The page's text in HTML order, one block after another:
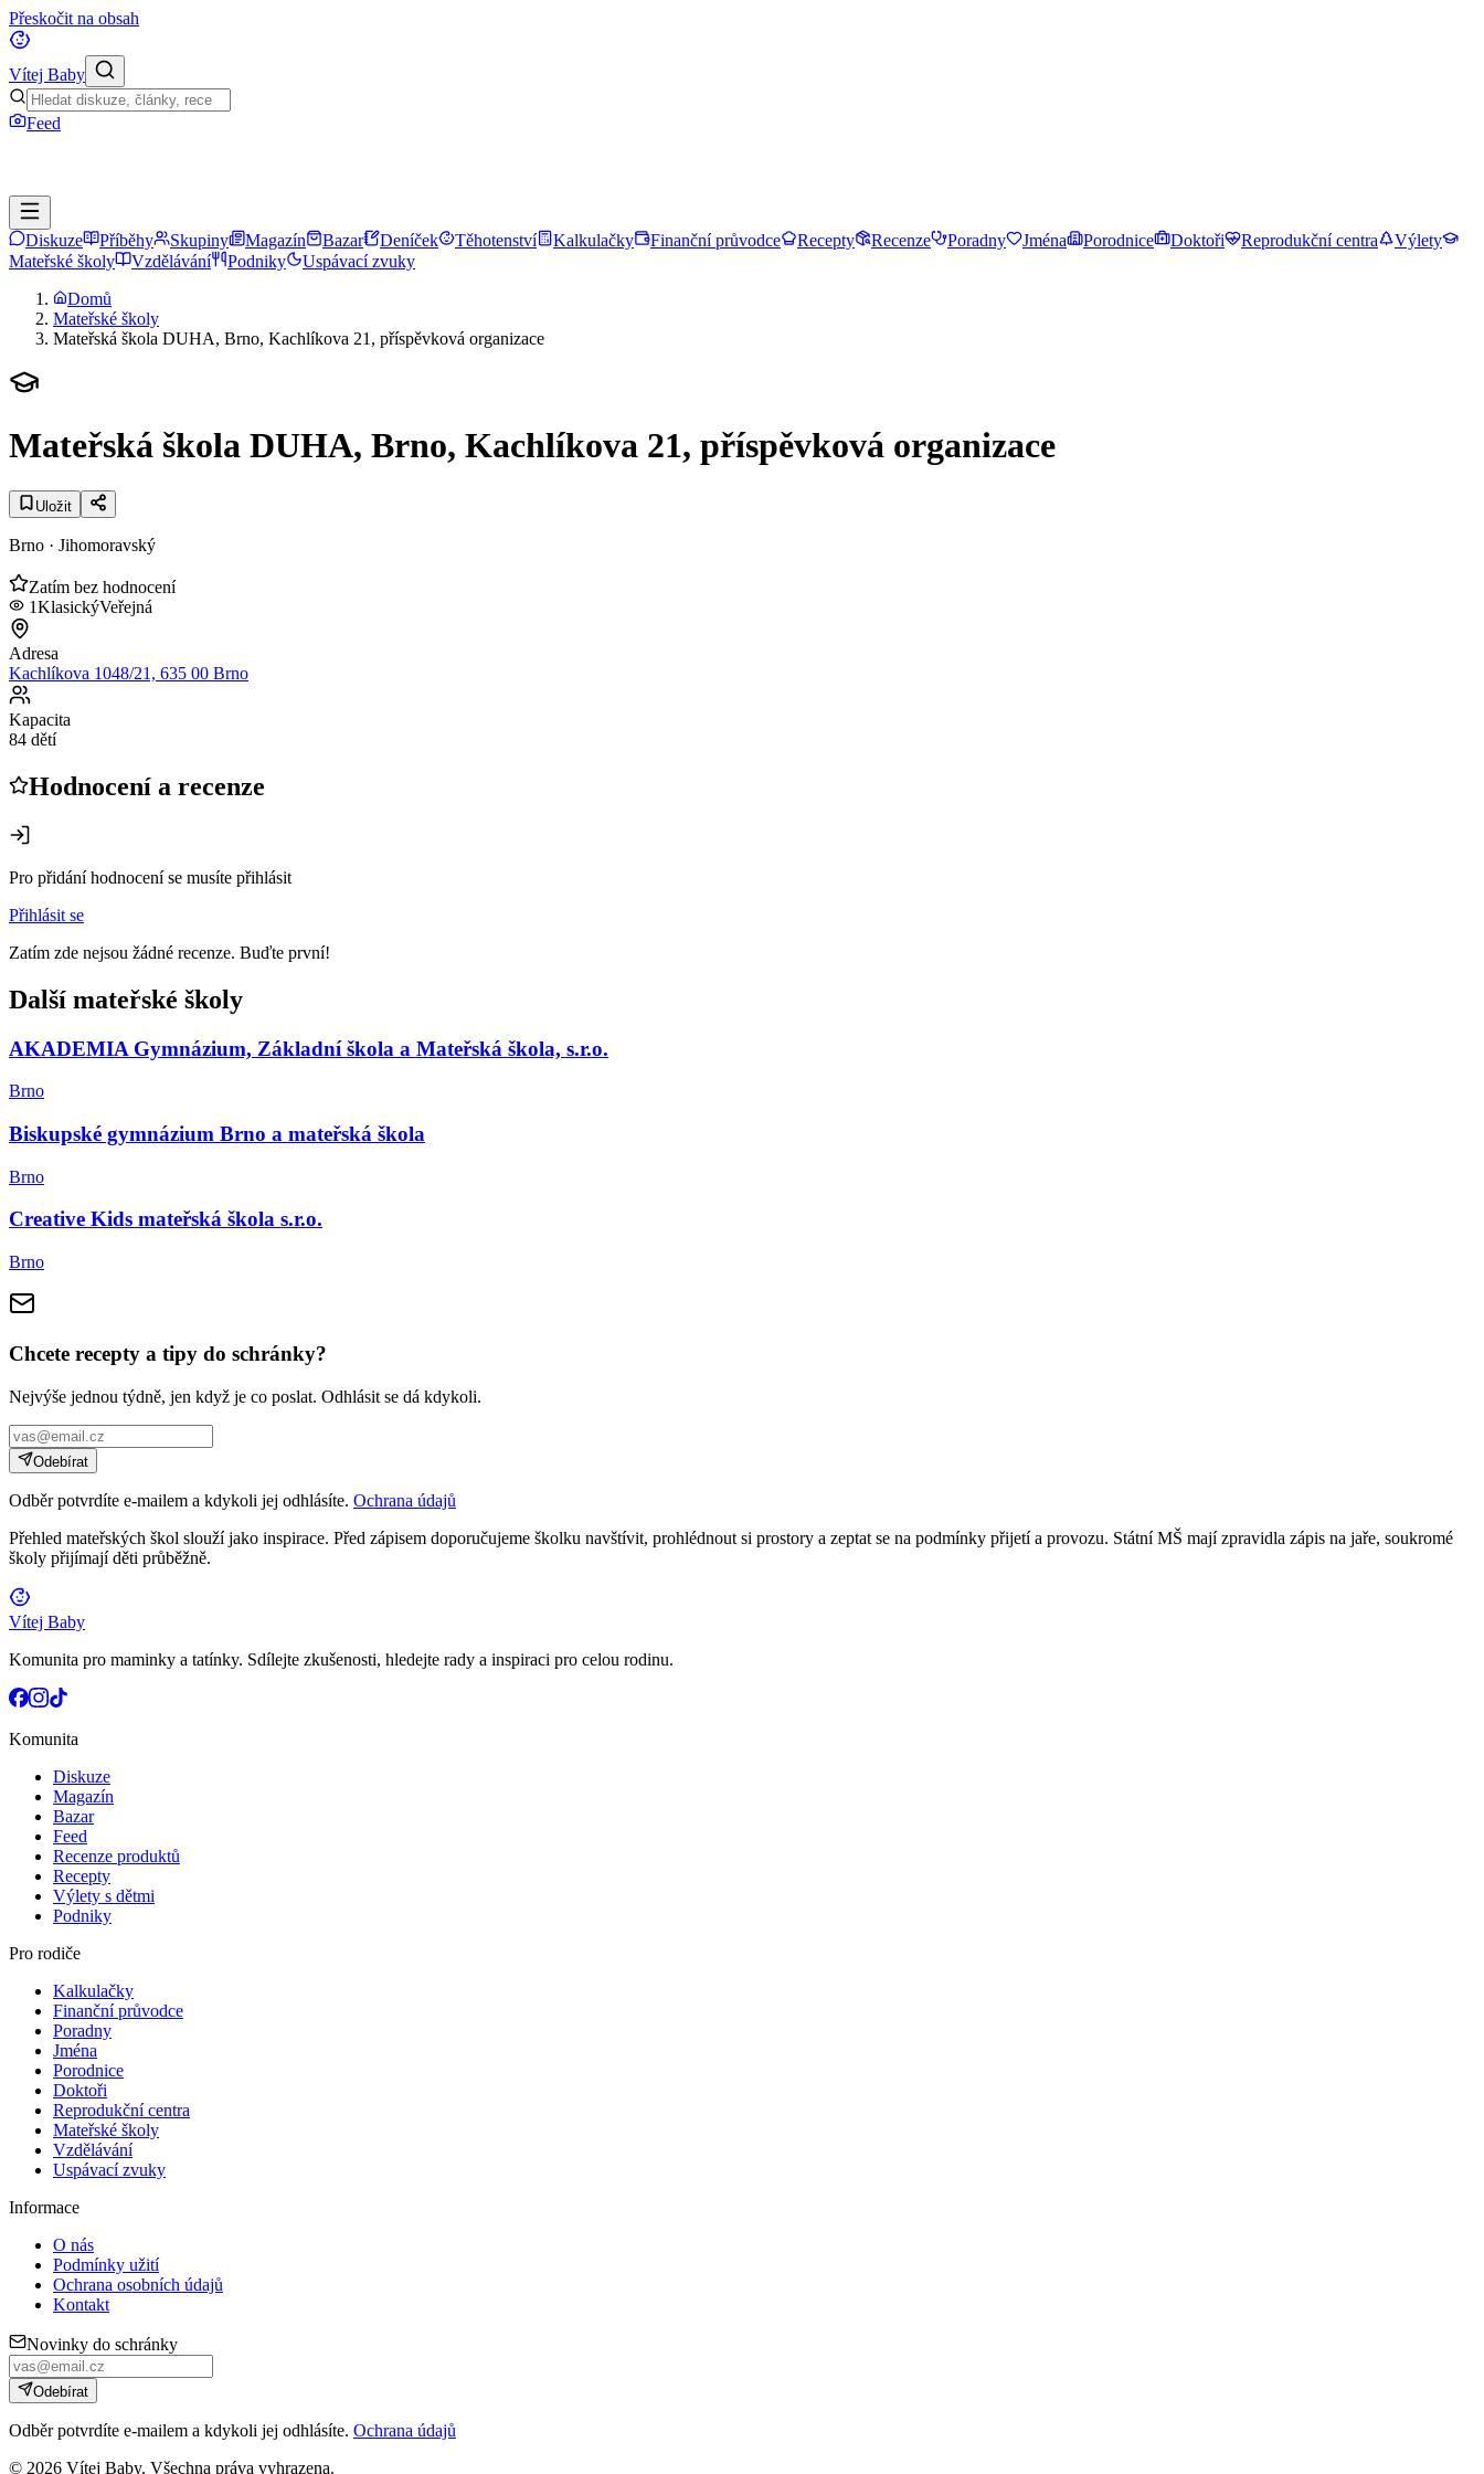
Přeskočit na obsah
Vítej Baby
Feed
Diskuze Příběhy Skupiny Magazín Bazar Deníček Těhotenství Kalkulačky Finanční průvodce Recepty Recenze Poradny Jména Porodnice Doktoři Reprodukční centra
Výlety
Mateřské školy
Vzdělávání Podniky
Uspávací zvuky
Domů
Mateřské školy
Mateřská škola DUHA, Brno, Kachlíkova 21, příspěvková organizace
Mateřská škola DUHA, Brno, Kachlíkova 21, příspěvková organizace
Uložit
Brno · Jihomoravský
Zatím bez hodnocení
1KlasickýVeřejná
Adresa
Kachlíkova 1048/21, 635 00 Brno
Kapacita
84 dětí
Hodnocení a recenze
Pro přidání hodnocení se musíte přihlásit
Přihlásit se
Zatím zde nejsou žádné recenze. Buďte první!
Další mateřské školy
AKADEMIA Gymnázium, Základní škola a Mateřská škola, s.r.o.
Brno
Biskupské gymnázium Brno a mateřská škola
Brno
Creative Kids mateřská škola s.r.o.
Brno
Chcete recepty a tipy do schránky?
Nejvýše jednou týdně, jen když je co poslat. Odhlásit se dá kdykoli.
Odebírat
Odběr potvrdíte e-mailem a kdykoli jej odhlásíte. Ochrana údajů
Přehled mateřských škol slouží jako inspirace. Před zápisem doporučujeme školku navštívit, prohlédnout si prostory a zeptat se na podmínky přijetí a provozu. Státní MŠ mají zpravidla zápis na jaře, soukromé
školy přijímají děti průběžně.
Vítej Baby
Komunita pro maminky a tatínky. Sdílejte zkušenosti, hledejte rady a inspiraci pro celou rodinu.
Komunita
Diskuze
Magazín
Bazar
Feed
Recenze produktů
Recepty
Výlety s dětmi
Podniky
Pro rodiče
Kalkulačky
Finanční průvodce
Poradny
Jména
Porodnice
Doktoři
Reprodukční centra
Mateřské školy
Vzdělávání
Uspávací zvuky
Informace
O nás
Podmínky užití
Ochrana osobních údajů
Kontakt
Novinky do schránky
Odebírat
Odběr potvrdíte e-mailem a kdykoli jej odhlásíte. Ochrana údajů
© 2026 Vítej Baby. Všechna práva vyhrazena.